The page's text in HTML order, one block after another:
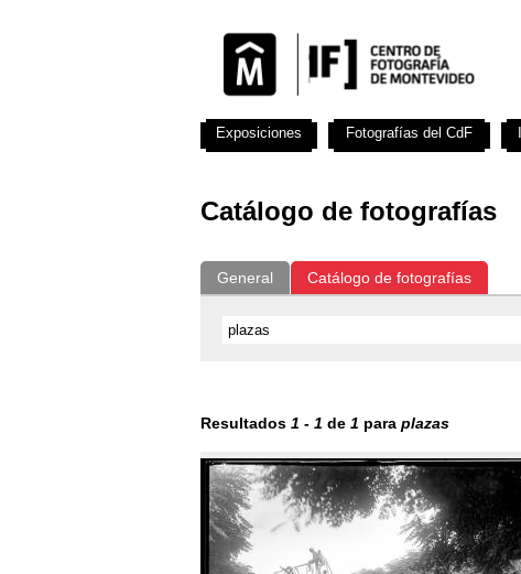
Catálogo de fotografías
General Catálogo de fotografías
Resultados 1 - 1 de 1 para plazas
Exposiciones Fotografías del CdF